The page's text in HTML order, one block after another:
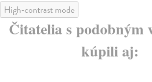
High-contrast mode
Čitatelia s podobným
kúpili aj: